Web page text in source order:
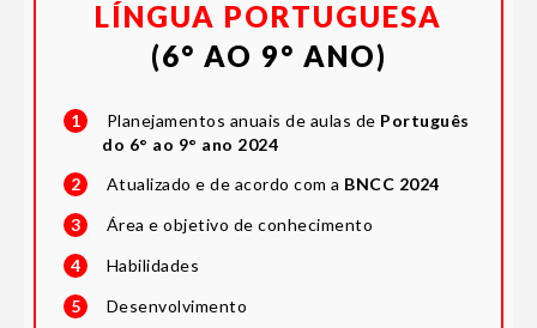
LÍNGUA PORTUGUESA
(6° AO 9° ANO)
1 Planejamentos anuais de aulas de Português
do 6° ao 9° ano 2024
2
Atualizado e de acordo com a BNCC 2024
3
Área e objetivo de conhecimento
4
Habilidades
5
Desenvolvimento